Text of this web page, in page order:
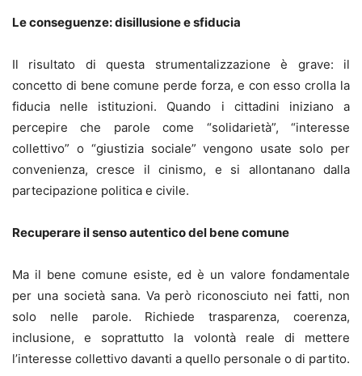
Le conseguenze: disillusione e sfiducia
Il risultato di questa strumentalizzazione è grave: il
concetto di bene comune perde forza, e con esso crolla la
fiducia nelle istituzioni. Quando i cittadini iniziano a
percepire che parole come “solidarietà”, “interesse
collettivo” o “giustizia sociale” vengono usate solo per
convenienza, cresce il cinismo, e si allontanano dalla
partecipazione politica e civile.
Recuperare il senso autentico del bene comune
Ma il bene comune esiste, ed è un valore fondamentale
per una società sana. Va però riconosciuto nei fatti, non
solo nelle parole. Richiede trasparenza, coerenza,
inclusione, e soprattutto la volontà reale di mettere
l’interesse collettivo davanti a quello personale o di partito.